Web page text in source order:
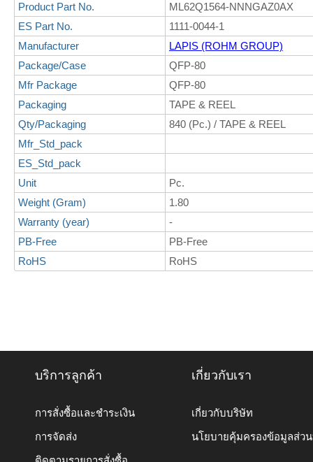
Product Part No.
ML62Q1564-NNNGAZ0AX
ES Part No.
1111-0044-1
Manufacturer
LAPIS (ROHM GROUP)
Package/Case
QFP-80
Mfr Package
QFP-80
Packaging
TAPE & REEL
Qty/Packaging
840 (Pc.) / TAPE & REEL
Mfr_Std_pack
ES_Std_pack
Unit
Pc.
Weight (Gram)
1.80
Warranty (year)
-
PB-Free
PB-Free
RoHS
RoHS
บริการลูกค้า
การสั่งซื้อและชำระเงิน
การจัดส่ง
เกี่ยวกับเรา
เกี่ยวกับบริษัท
นโยบายคุ้มครองข้อมูลส่ว